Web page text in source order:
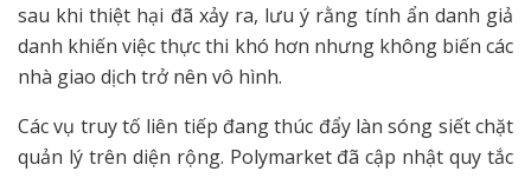
sau khi thiệt hại đã xảy ra, lưu ý rằng tính ẩn danh giả
danh khiến việc thực thi khó hơn nhưng không biến các
nhà giao dịch trở nên vô hình.
Các vụ truy tố liên tiếp đang thúc đẩy làn sóng siết chặt
quản lý trên diện rộng. Polymarket đã cập nhật quy tắc